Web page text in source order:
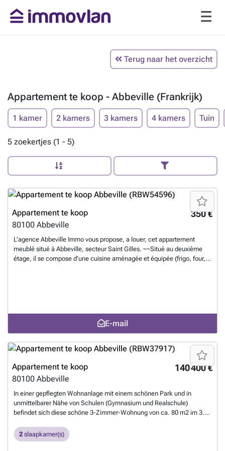
Terug naar het overzicht
Appartement te koop - Abbeville (Frankrijk)
1 kamer 2 kamers 3 kamers 4 kamers Tuin
5 zoekertjes (1 - 5)
350 €
Appartement te koop
80100 Abbeville
L'agence Abbeville Immo vous propose, a louer, cet appartement
meublé situé à Abbeville, secteur Saint Gilles. ~~Situé au deuxième
étage, il se compose d'une cuisine aménagée et équipée (frigo, four,
E-mail
140 400 €
Appartement te koop
80100 Abbeville
In einer gepflegten Wohnanlage mit einem schönen Park und in
unmittelbarer Nähe von Schulen (Gymnasium und Realschule)
befindet sich diese schöne 3-Zimmer-Wohnung von ca. 80 m2 im 3.
helles Wohnzimmer mit Zugang zu einem nach Süden ausgerichteten
Balkon führt ideal, um sonnige Tage zu genießen. Außerdem finden
2 slaapkamer(s)